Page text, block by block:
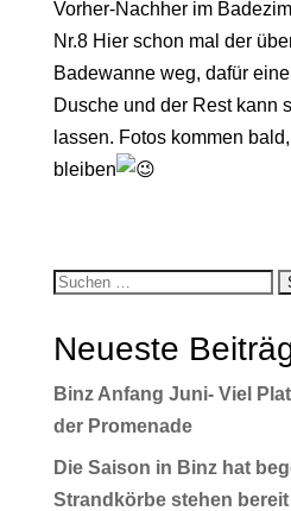
Vorher-Nachher im
Nr.8 Hier schon mal der
Badewanne weg, dafür
Dusche und der Rest kann
lassen. Fotos kommen
bleiben
Neueste
Binz Anfang Juni- Viel
der Promenade
Die Saison in Binz hat
Strandkörbe stehen